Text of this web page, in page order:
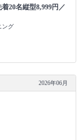
20名縦型8,999円／
ング
2026年06月